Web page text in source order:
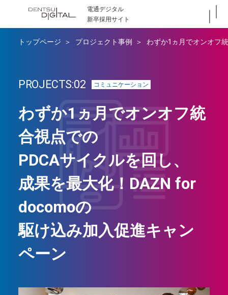
電通デジタル
新卒採用サイト
トップページ プロジェクト事例 わずか1ヵ月でオンオフ
PROJECTS:02 コミュニケーション
わずか1ヵ月でオンオフ統
合視点での
PDCAサイクルを回し、
成果を最大化！DAZN for
docomoの
駆け込み加入促進キャン
ペーン